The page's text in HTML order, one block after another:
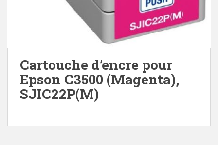
Cartouche d’encre pour
Epson C3500 (Magenta),
SJIC22P(M)